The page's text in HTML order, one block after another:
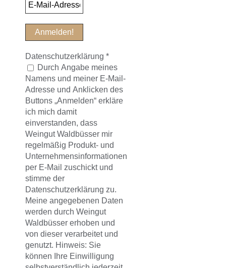
Datenschutzerklärung *
Durch Angabe meines
Namens und meiner E-Mail-
Adresse und Anklicken des
Buttons „Anmelden“ erkläre
ich mich damit
einverstanden, dass
Weingut Waldbüsser mir
regelmäßig Produkt- und
Unternehmensinformationen
per E-Mail zuschickt und
stimme der
Datenschutzerklärung zu.
Meine angegebenen Daten
werden durch Weingut
Waldbüsser erhoben und
von dieser verarbeitet und
genutzt. Hinweis: Sie
können Ihre Einwilligung